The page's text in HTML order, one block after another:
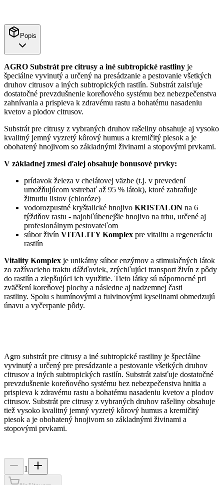
Popis
AGRO Substrát pre citrusy a iné subtropické rastliny je
špeciálne vyvinutý a určený na presádzanie a pestovanie všetkých
druhov citrusov a iných subtropických rastlín. Substrát zaisťuje
dostatočné prevzdušnenie koreňového systému bez nebezpečenstva
zahnívania a prispieva k zdravému rastu a bohatému nasadeniu
kvetov a plodov citrusov.
Substrát pre citrusy z vybraných druhov rašeliny obsahuje aj vysoko
kvalitný jemný vyzretý kôrový humus a kremičitý piesok a je
obohatený hnojivom so základnými živinami a stopovými prvkami.
V základnej zmesi ďalej obsahuje bonusové prvky:
prídavok železa v chelátovej väzbe (t.j. v prevedení
umožňujúcom vstrebať až 95 % látok), ktoré zabraňuje
žltnutiu listov (chloróze)
vodorozpustné kryštalické hnojivo KRISTALON na 6
týždňov rastu - najobľúbenejšie hnojivo na trhu, určené aj
profesionálnym pestovateľom
súbor živín VITALITY Komplex pre vitalitu a regeneráciu
rastlín
Vitality Komplex je unikátny súbor enzýmov a stimulačných látok
zo zažívacieho traktu dážďoviek, zrýchľujúci transport živín z pôdy
do rastlín a zlepšujúci ich využitie. Tieto látky sú nápomocné pri
zväčšení koreňovej plochy a následne aj nadzemnej časti
rastliny. Spolu s humínovými a fulvinovými kyselinami obmedzujú
únavu a vyčerpanie pôdy.
Agro substrát pre citrusy a iné subtropické rastliny je špeciálne
vyvinutý a určený pre presádzanie a pestovanie všetkých druhov
citrusov a iných subtropických rastlín. Substrát zaisťuje dostatočné
prevzdušnenie koreňového systému bez nebezpečenstva hnitia a
prispieva k zdravému rastu a bohatému nasadeniu kvetov a plodov
citrusov. Substrát pre citrusy z vybraných druhov rašeliny obsahuje
tiež vysoko kvalitný jemný vyzretý kôrový humus a kremičitý
piesok a je obohatený hnojivom so základnými živinami a
stopovými prvkami.
1